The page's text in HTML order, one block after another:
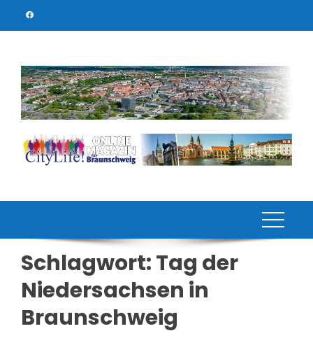
Schlagwort:Tag der
Niedersachsen in
Braunschweig